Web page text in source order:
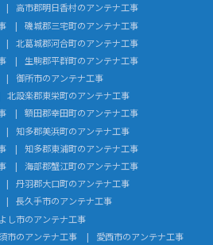
高市郡明日香村のアンテナ工事
磯城郡三宅町のアンテナ工事
北葛城郡河合町のアンテナ工事
生駒郡平群町のアンテナ工事
御所市のアンテナ工事
北設楽郡東栄町のアンテナ工事
額田郡幸田町のアンテナ工事
知多郡美浜町のアンテナ工事
知多郡東浦町のアンテナ工事
海部郡蟹江町のアンテナ工事
丹羽郡大口町のアンテナ工事
長久手市のアンテナ工事
し市のアンテナ工事
市のアンテナ工事
愛西市のアンテナ工事